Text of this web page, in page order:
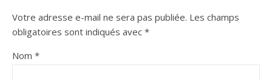
Votre adresse e-mail ne sera pas publiée. Les champs
obligatoires sont indiqués avec *
Nom *